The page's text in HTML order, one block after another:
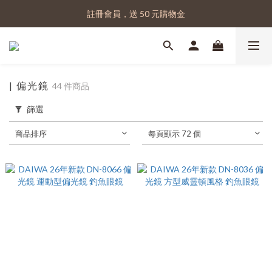
註冊會員，送 50 元購物金
註冊會員，送 50 元購物金
實體門市｜蝦皮賣場 🔍 ：佳樂釣具
| 偏光鏡 44 件商品
篩選
商品排序 每頁顯示 72 個